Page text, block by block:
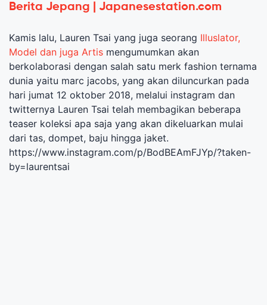
Berita Jepang | Japanesestation.com
Kamis lalu, Lauren Tsai yang juga seorang Illuslator,
Model dan juga Artis mengumumkan akan
berkolaborasi dengan salah satu merk fashion ternama
dunia yaitu marc jacobs, yang akan diluncurkan pada
hari jumat 12 oktober 2018, melalui instagram dan
twitternya Lauren Tsai telah membagikan beberapa
teaser koleksi apa saja yang akan dikeluarkan mulai
dari tas, dompet, baju hingga jaket.
https://www.instagram.com/p/BodBEAmFJYp/?taken-
by=laurentsai